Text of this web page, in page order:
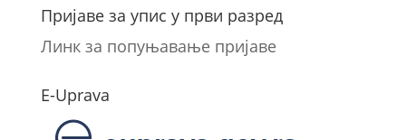
Пријаве за упис у први разред
Линк за попуњавање пријаве
E-Uprava